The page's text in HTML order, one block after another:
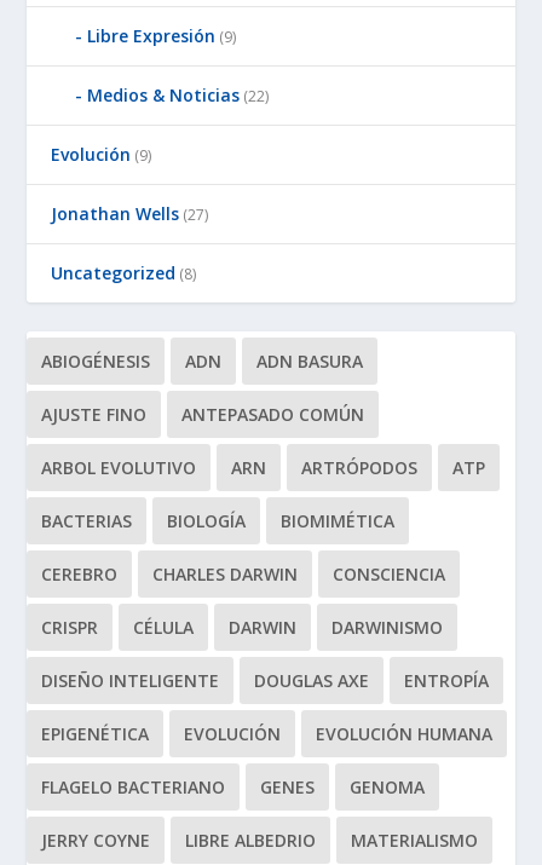
Libre Expresión (9)
Medios & Noticias (22)
Evolución (9)
Jonathan Wells (27)
Uncategorized (8)
ABIOGÉNESIS ADN ADN BASURA
AJUSTE FINO ANTEPASADO COMÚN
ARBOL EVOLUTIVO ARN ARTRÓPODOS ATP
BACTERIAS BIOLOGÍA BIOMIMÉTICA
CEREBRO CHARLES DARWIN CONSCIENCIA
CRISPR CÉLULA DARWIN DARWINISMO
DISEÑO INTELIGENTE DOUGLAS AXE ENTROPÍA
EPIGENÉTICA EVOLUCIÓN EVOLUCIÓN HUMANA
FLAGELO BACTERIANO GENES GENOMA
JERRY COYNE LIBRE ALBEDRIO MATERIALISMO